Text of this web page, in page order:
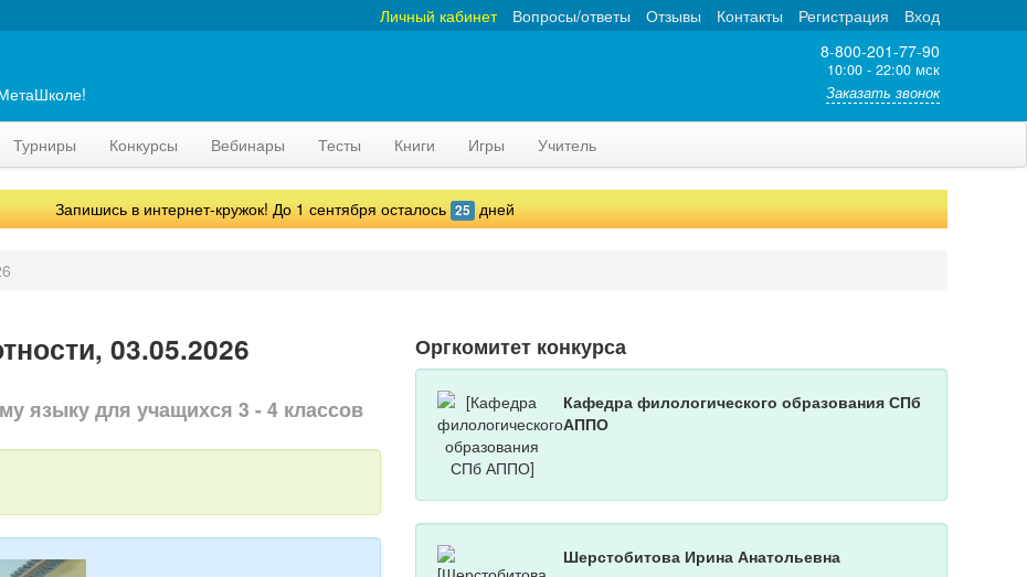
Вход
Регистрация
Контакты
Отзывы
Вопросы/ответы
Личный кабинет
8-800-201-77-90
10:00 - 22:00 мск
Заказать звонок
Турниры Конкурсы Вебинары Тесты Книги Игры Учитель
Запишись в интернет-кружок! До 1 сентября осталось 25 дней
03.05.2026
языку для учащихся 3 - 4 классов
Оргкомитет конкурса
Кафедра филологического образования СПб
АППО
Шерстобитова Ирина Анатольевна